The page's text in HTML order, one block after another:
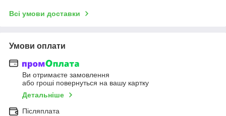
Всі умови доставки
Умови оплати
Ви отримаєте замовлення
або гроші повернуться на вашу картку
Детальніше
Післяплата